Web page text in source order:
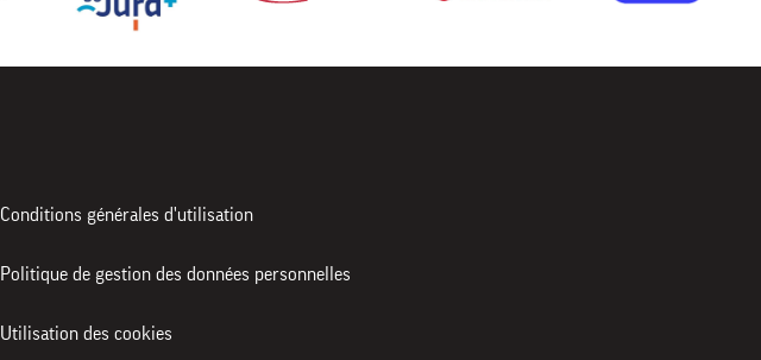
Conditions générales d'utilisation
Politique de gestion des données personnelles
Utilisation des cookies